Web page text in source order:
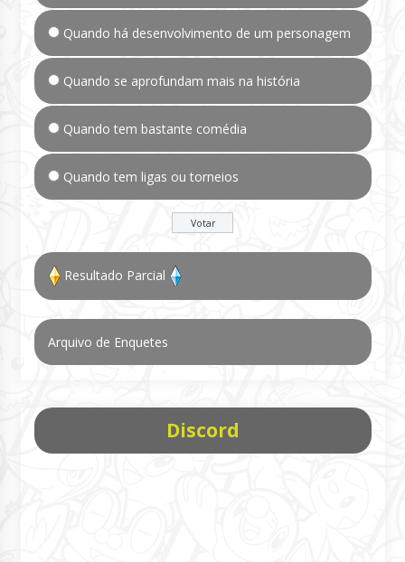
Quando há desenvolvimento de um personagem
Quando se aprofundam mais na história
Quando tem bastante comédia
Quando tem ligas ou torneios
Resultado Parcial
Arquivo de Enquetes
Discord